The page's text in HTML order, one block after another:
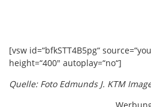
[vsw id=“bfkSTT4B5pg“
height=“400″ autoplay=“no“]
Quelle: Foto Edmunds J. KTM